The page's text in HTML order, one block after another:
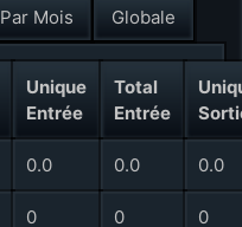
Par Mois Globale
Unique
Entrée
Total
Entrée
0.0 0.0 0.0
0 0 0